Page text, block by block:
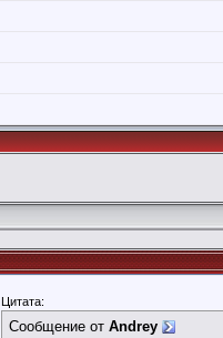
Цитата:
Сообщение от Andrey